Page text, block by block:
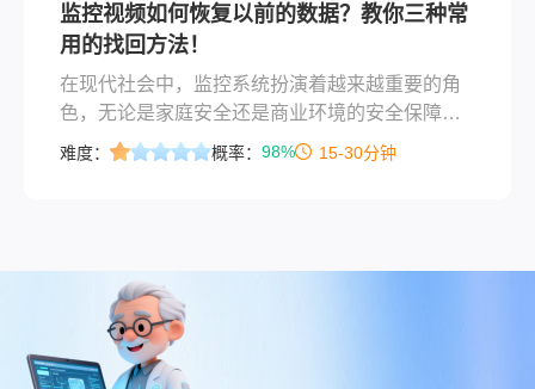
恢复方法，旨在帮助服务器管理员和IT专业人士
在面临此类情况时，能够迅速采取行动，最大限
度地减少损失。
监控视频如何恢复以前的数据？教你三种常
用的找回方法！
在现代社会中，监控系统扮演着越来越重要的角
色，无论是家庭安全还是商业环境的安全保障。
然而，随着技术的进步和使用频率的增加，监控
能地找回丢失的数据。
难度： 概率： 98% 15-30分钟